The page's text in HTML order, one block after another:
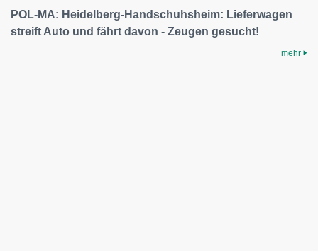
POL-MA: Heidelberg-Handschuhsheim: Lieferwagen
streift Auto und fährt davon - Zeugen gesucht!
mehr